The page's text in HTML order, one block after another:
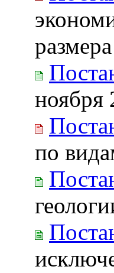
ноября
по